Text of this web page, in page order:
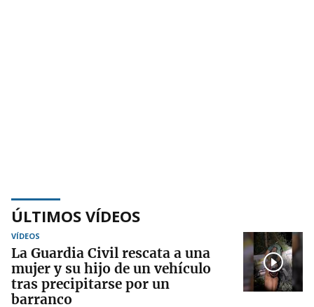
ÚLTIMOS VÍDEOS
VÍDEOS
La Guardia Civil rescata a una
mujer y su hijo de un vehículo
tras precipitarse por un
barranco